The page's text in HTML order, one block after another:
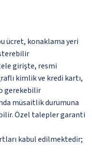
ücret, konaklama yeri
girişte, resmi
kimlik ve kredi kartı,
gerekebilir
müsaitlik durumuna
Özel talepler garanti
kabul edilmektedir;